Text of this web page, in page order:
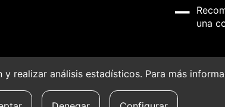
una
realizar análisis estadísticos. Para más